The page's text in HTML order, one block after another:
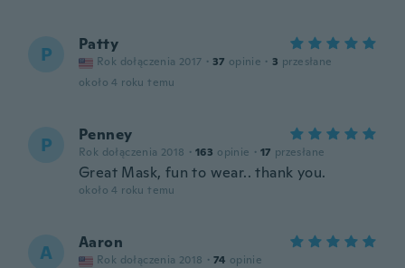
P Patty
Rok dołączenia 2017 · 37 opinie · 3 przesłane
około 4 roku temu
P Penney
Rok dołączenia 2018 · 163 opinie · 17 przesłane
Great Mask, fun to wear.. thank you.
około 4 roku temu
A Aaron
Rok dołączenia 2018 · 74 opinie